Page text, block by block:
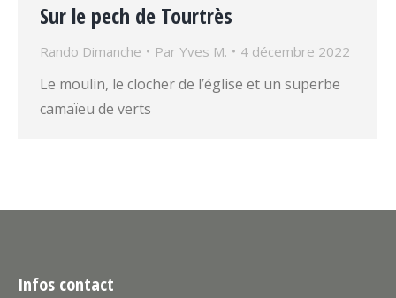
Sur le pech de Tourtrès
Rando Dimanche Par Yves M. 4 décembre 2022
Le moulin, le clocher de l’église et un superbe
camaïeu de verts
Infos contact